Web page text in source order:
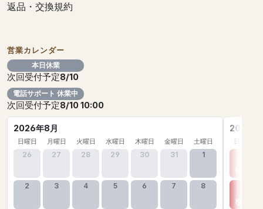
返品・交換規約
営業カレンダー
本日休業
次回受付予定8/10
電話サポート 休業中
次回受付予定8/10 10:00
2026年8月
日曜日 月曜日 火曜日 水曜日 木曜日 金曜日 土曜日
26 27 28 29 30 31 1
2 3 4 5 6 7 8
2026年
日曜日